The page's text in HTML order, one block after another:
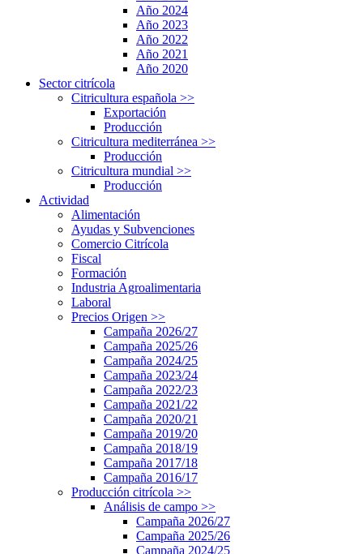
Año 2024
Año 2023
Año 2022
Año 2021
Año 2020
Sector citrícola
Citricultura española >>
Exportación
Producción
Citricultura mediterránea >>
Producción
Citricultura mundial >>
Producción
Actividad
Alimentación
Ayudas y Subvenciones
Comercio Citrícola
Fiscal
Formación
Industria Agroalimentaria
Laboral
Precios Origen >>
Campaña 2026/27
Campaña 2025/26
Campaña 2024/25
Campaña 2023/24
Campaña 2022/23
Campaña 2021/22
Campaña 2020/21
Campaña 2019/20
Campaña 2018/19
Campaña 2017/18
Campaña 2016/17
Producción citrícola >>
Análisis de campo >>
Campaña 2026/27
Campaña 2025/26
Campaña 2024/25